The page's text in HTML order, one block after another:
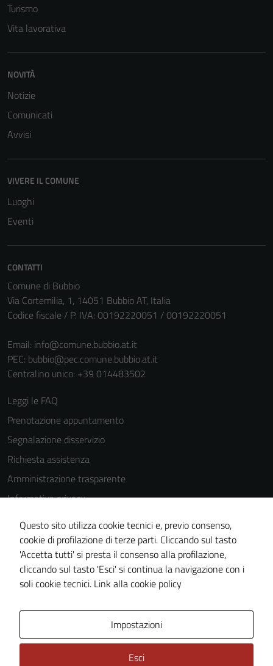
Turismo
Vita lavorativa
NOVITÀ
Notizie
Comunicati
Avvisi
VIVERE IL COMUNE
Luoghi
Eventi
CONTATTI
Comune di Bubbio
Via Cortemilia, 1, 14051 Bubbio AT, Italia
Codice fiscale / P. IVA: 00192220051 / 00192220051
Email: info@comune.bubbio.at.it
PEC: bubbio@pec.comune.bubbio.at.it
Centralino unico: +39 014483502
Leggi le FAQ
Prenotazione appuntamento
Segnalazione disservizio
Richiesta assistenza
Amministrazione trasparente
Informativa privacy
Cookie Policy
Note legali
Dichiarazione di accessibilità
Piano di miglioramento del sito
Questo sito utilizza cookie tecnici e, previo consenso,
cookie di profilazione di terze parti. Cliccando sul tasto
'Accetta tutti' si presta il consenso alla profilazione,
cliccando sul tasto 'Esci' si continua la navigazione con i
soli cookie tecnici. Link alla cookie policy
Impostazioni
Esci
Tecnici
possono
non raccolgono
informazioni